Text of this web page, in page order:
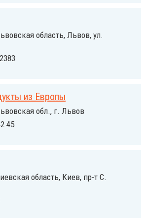
область, Львов, ул.
из Европы
обл., г. Львов
45
область, Киев, пр-т С.